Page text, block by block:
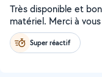
Très disponible et
matériel. Merci à
Super réactif